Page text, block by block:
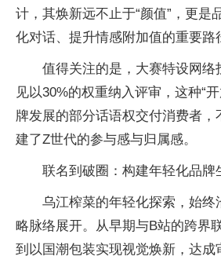
计，其焕新远不止于“颜值”，更是
化对话、提升情感附加值的重要路
值得关注的是，大赛特设网络
见以30%的权重纳入评审，这种“
牌发展的部分话语权交付消费者，
建了Z世代的参与感与归属感。
联名到破圈：构建年轻化品牌
乌江榨菜的年轻化探索，始终
略脉络展开。从早期与B站的跨界
到以国潮包装实现视觉焕新，达成